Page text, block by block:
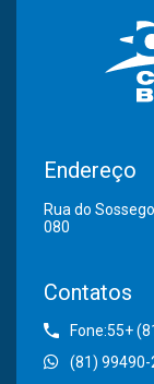
Endereço
Rua do
080
Contatos
Fone:55+
(81)